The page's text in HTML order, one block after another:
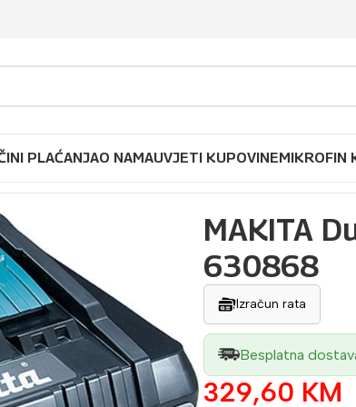
PLAĆANJAO NAMAUVJETI KUPOVINEMIKROFIN
MAKITA
630868
Izračun rata
Besplatna
329,60 KM